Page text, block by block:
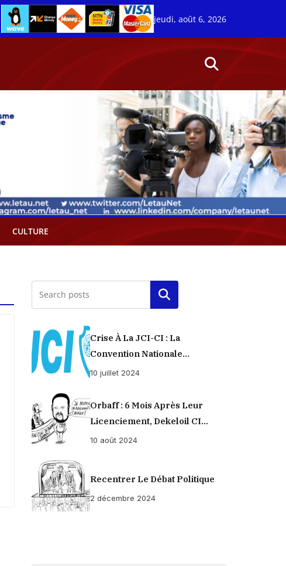
jeudi, août 6, 2026
CULTURE
Rechercher
Crise À La JCI-CI : La
Convention Nationale
Provisoirement Suspendue
10 juillet 2024
Orbaff : 6 Mois Après Leur
Licenciement, Dekeloil CI
Propose À Ses Ex-Ouvriers Un
10 août 2024
Recentrer Le Débat Politique
2 décembre 2024